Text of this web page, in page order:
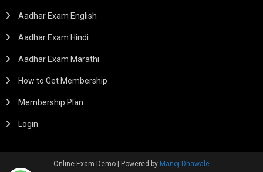
Aadhar Exam English
Aadhar Exam Hindi
Aadhar Exam Marathi
How to Get Membership
Membership Plan
Login
Online Exam Demo Powered by Manoj Dhawale